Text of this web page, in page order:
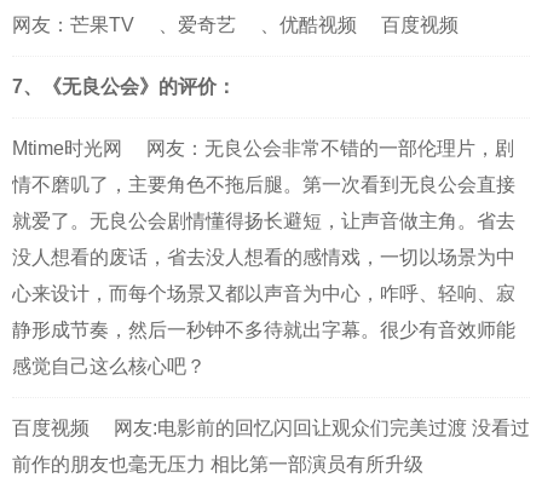
网友： 芒果TV 爱奇艺 优酷视频 百度视频
7、《无良公会》的评价：
Mtime时光网
网友：无良公会非常不错的一部伦理片，剧
情不磨叽了，主要角色不拖后腿。第一次看到无良公会直接
就爱了。无良公会剧情懂得扬长避短，让声音做主角。省去
没人想看的废话，省去没人想看的感情戏，一切以场景为中
心来设计，而每个场景又都以声音为中心，咋呼、轻响、寂
静形成节奏，然后一秒钟不多待就出字幕。很少有音效师能
感觉自己这么核心吧？
百度视频
网友:电影前的回忆闪回让观众们完美过渡 没看过
前作的朋友也毫无压力 相比第一部演员有所升级